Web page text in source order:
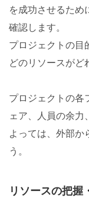
を成功させるため
確認します。
プロジェクトの目
どのリソースがど
プロジェクトの各
ェア、人員の余力
よっては、外部か
う。
リソースの把握